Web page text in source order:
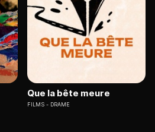
Que la bête meure
FILMS DRAME